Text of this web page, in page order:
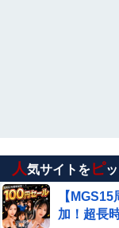
【悲報】日本車の
ｗｗｗｗｗｗｗｗ
英国人「獲得して
上！三笘薫との日
人気サイトをピ
【
加！超長